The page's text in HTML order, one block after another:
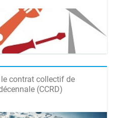
contrat collectif de
(CCRD)